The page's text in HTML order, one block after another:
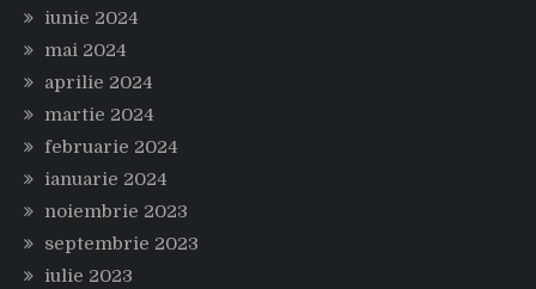
iunie 2024
mai 2024
aprilie 2024
martie 2024
februarie 2024
ianuarie 2024
noiembrie 2023
septembrie 2023
iulie 2023